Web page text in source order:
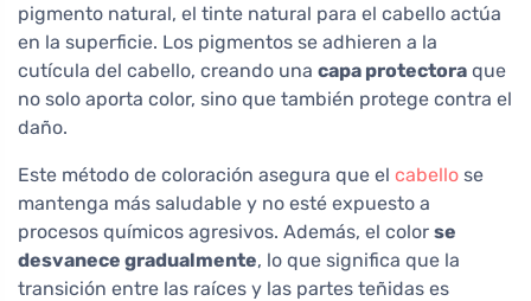
pigmento natural, el tinte natural para el cabello actúa
en la superficie. Los pigmentos se adhieren a la
cutícula del cabello, creando una capa protectora que
no solo aporta color, sino que también protege contra el
daño.
Este método de coloración asegura que el cabello se
mantenga más saludable y no esté expuesto a
procesos químicos agresivos. Además, el color se
desvanece gradualmente, lo que significa que la
transición entre las raíces y las partes teñidas es